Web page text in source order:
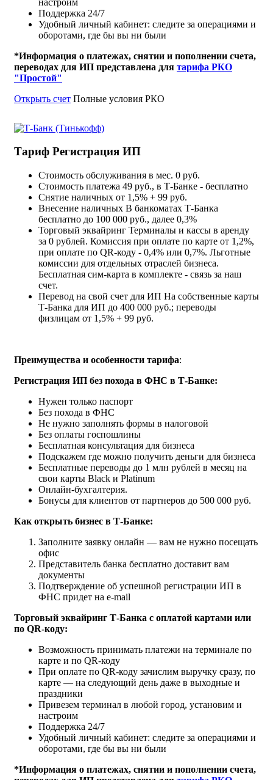
Поддержка 24/7
Удобный личный кабинет: следите за операциями и
оборотами, где бы вы ни были
*Информация о платежах, снятии и пополнении счета,
переводах для ИП представлена для тарифа РКО
"Простой"
Открыть счет Полные условия РКО
Тариф Регистрация ИП
Стоимость обслуживания в мес. 0 руб.
Стоимость платежа 49 руб., в Т‑Банке - бесплатно
Снятие наличных от 1,5% + 99 руб.
Внесение наличных В банкоматах Т‑Банка
бесплатно до 100 000 руб., далее 0,3%
Торговый эквайринг Терминалы и кассы в аренду
за 0 рублей. Комиссия при оплате по карте от 1,2%,
при оплате по QR-коду - 0,4% или 0,7%. Льготные
комиссии для отдельных отраслей бизнеса.
Бесплатная сим-карта в комплекте - связь за наш
счет.
Перевод на свой счет для ИП На собственные карты
Т‑Банка для ИП до 400 000 руб.; переводы
физлицам от 1,5% + 99 руб.
Преимущества и особенности тарифа:
Регистрация ИП без похода в ФНС в Т-Банке:
Нужен только паспорт
Без похода в ФНС
Не нужно заполнять формы в налоговой
Без оплаты госпошлины
Бесплатная консультация для бизнеса
Подскажем где можно получить деньги для бизнеса
Бесплатные переводы до 1 млн рублей в месяц на
свои карты Black и Platinum
Онлайн-бухгалтерия.
Бонусы для клиентов от партнеров до 500 000 руб.
Как открыть бизнес в Т‑Банке:
Заполните заявку онлайн — вам не нужно посещать
офиc
Представитель банка бесплатно доставит вам
документы
Подтверждение об успешной регистрации ИП в
ФНС придет на e-mail
Торговый эквайринг Т-Банка с оплатой картами или
по QR-коду:
Возможность принимать платежи на терминале по
карте и по QR-коду
При оплате по QR-коду зачислим выручку сразу, по
карте — на следующий день даже в выходные и
праздники
Привезем терминал в любой город, установим и
настроим
Поддержка 24/7
Удобный личный кабинет: следите за операциями и
оборотами, где бы вы ни были
*Информация о платежах, снятии и пополнении счета,